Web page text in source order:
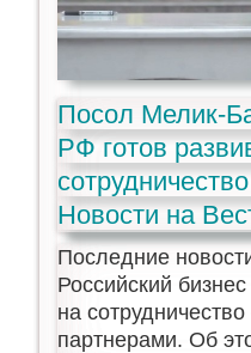
Посол Мелик-
РФ готов
Новости на
Последние
Российский
на
партнерами. Об